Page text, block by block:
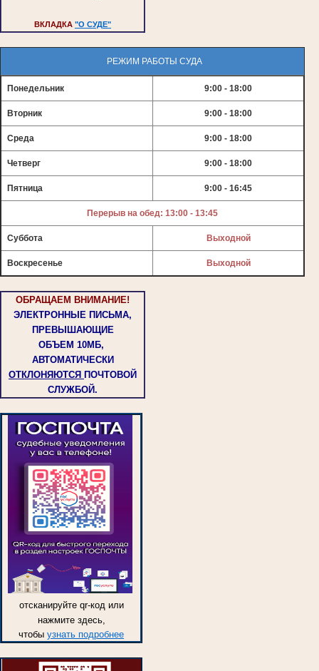
ВКЛАДКА "О СУДЕ"
РЕЖИМ РАБОТЫ СУДА
Понедельник 9:00 - 18:00
Вторник 9:00 - 18:00
Среда 9:00 - 18:00
Четверг 9:00 - 18:00
Пятница 9:00 - 16:45
Перерыв на обед: 13:00 - 13:45
Суббота Выходной
Воскресенье Выходной
ОБРАЩАЕМ ВНИМАНИЕ!
ЭЛЕКТРОННЫЕ ПИСЬМА,
ПРЕВЫШАЮЩИЕ
ОБЪЕМ 10МБ,
АВТОМАТИЧЕСКИ
ОТКЛОНЯЮТСЯ ПОЧТОВОЙ
СЛУЖБОЙ.
отсканируйте qr-код или
нажмите здесь,
чтобы узнать подробнее